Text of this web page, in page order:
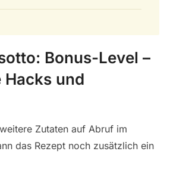
Bonus-Level –
und
Zutaten auf Abruf im
das Rezept noch zusätzlich ein